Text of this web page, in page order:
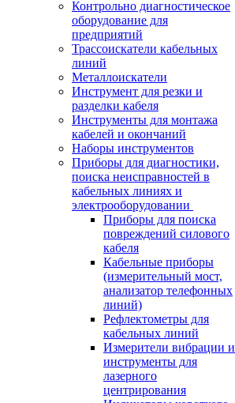
Контрольно диагностическое
оборудование для
предприятий
Трассоискатели кабельных
линий
Металлоискатели
Инструмент для резки и
разделки кабеля
Инструменты для монтажа
кабелей и окончаний
Наборы инструментов
Приборы для диагностики,
поиска неисправностей в
кабельных линиях и
электрооборудовании
Приборы для поиска
повреждений силового
кабеля
Кабельные приборы
(измерительный мост,
анализатор телефонных
линий)
Рефлектометры для
кабельных линий
Измерители вибрации и
инструменты для
лазерного
центрирования